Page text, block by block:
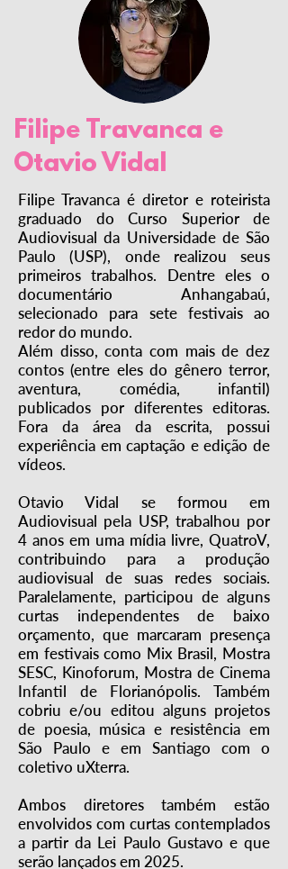
Filipe Travanca e
Otavio Vidal
Filipe Travanca é diretor e roteirista
graduado do Curso Superior de
Audiovisual da Universidade de São
Paulo (USP), onde realizou seus
primeiros trabalhos. Dentre eles o
documentário Anhangabaú,
selecionado para sete festivais ao
redor do mundo.
Além disso, conta com mais de dez
contos (entre eles do gênero terror,
aventura, comédia, infantil)
publicados por diferentes editoras.
Fora da área da escrita, possui
experiência em captação e edição de
vídeos.
Otavio Vidal se formou em
Audiovisual pela USP, trabalhou por
4 anos em uma mídia livre, QuatroV,
contribuindo para a produção
audiovisual de suas redes sociais.
Paralelamente, participou de alguns
curtas independentes de baixo
orçamento, que marcaram presença
em festivais como Mix Brasil, Mostra
SESC, Kinoforum, Mostra de Cinema
Infantil de Florianópolis. Também
cobriu e/ou editou alguns projetos
de poesia, música e resistência em
São Paulo e em Santiago com o
coletivo uXterra.
Ambos diretores também estão
envolvidos com curtas contemplados
a partir da Lei Paulo Gustavo e que
serão lançados em 2025.